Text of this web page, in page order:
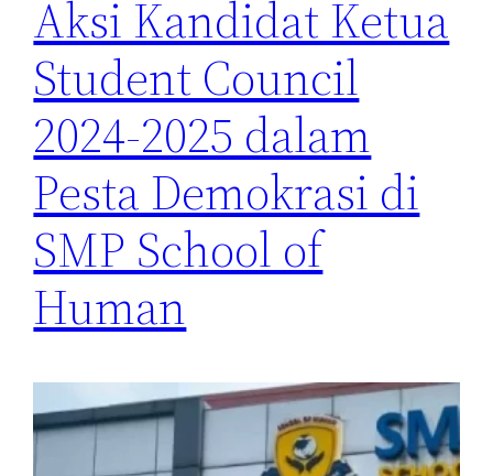
Aksi Kandidat Ketua
Student Council
2024-2025 dalam
Pesta Demokrasi di
SMP School of
Human